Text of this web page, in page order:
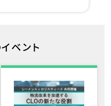
ベント